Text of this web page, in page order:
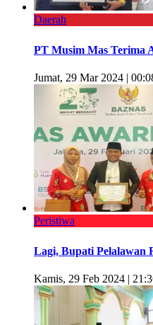
Daerah
PT Musim Mas Terima
Jumat, 29 Mar 2024 |
Peristiwa
Lagi, Bupati Pelalawan
Kamis, 29 Feb 2024 |